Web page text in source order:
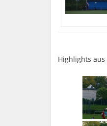
Highlights aus